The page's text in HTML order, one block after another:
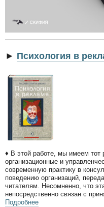
► Психология в
♦ В этой работе, мы имеем тот
организационные и
современную практику в
поведению организаций,
читателям. Несомненно, что
непосредственно связан с
Подробнее